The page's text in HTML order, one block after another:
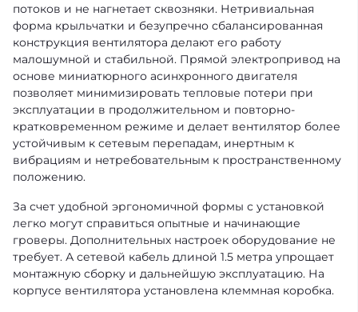
потоков и не нагнетает сквозняки. Нетривиальная
форма крыльчатки и безупречно сбалансированная
конструкция вентилятора делают его работу
малошумной и стабильной. Прямой электропривод на
основе миниатюрного асинхронного двигателя
позволяет минимизировать тепловые потери при
эксплуатации в продолжительном и повторно-
кратковременном режиме и делает вентилятор более
устойчивым к сетевым перепадам, инертным к
вибрациям и нетребовательным к пространственному
положению.
За счет удобной эргономичной формы с установкой
легко могут справиться опытные и начинающие
гроверы. Дополнительных настроек оборудование не
требует. А сетевой кабель длиной 1.5 метра упрощает
монтажную сборку и дальнейшую эксплуатацию. На
корпусе вентилятора установлена клеммная коробка.